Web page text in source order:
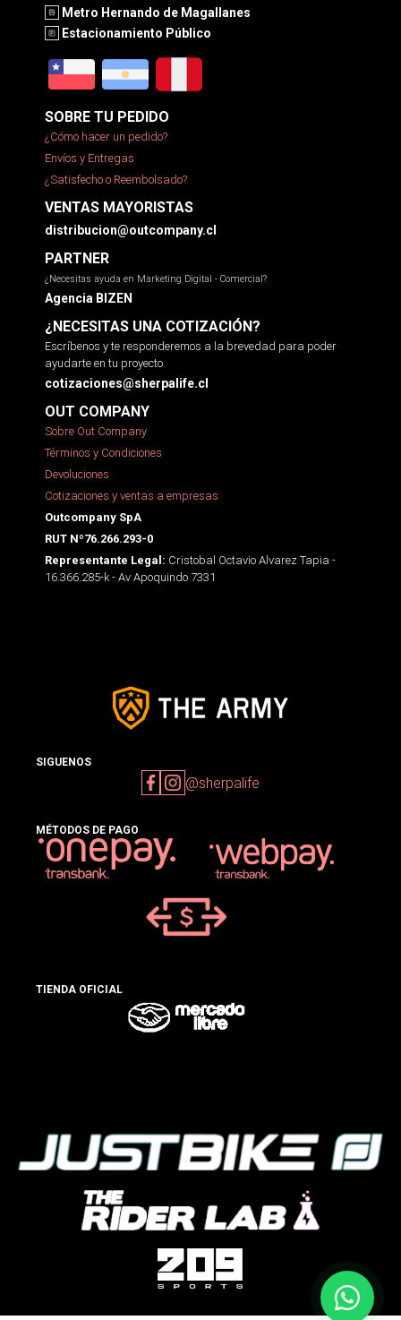
Metro Hernando de Magallanes
Estacionamiento Público
SOBRE TU PEDIDO
¿Cómo hacer un pedido?
Envíos y Entregas
¿Satisfecho o Reembolsado?
VENTAS MAYORISTAS
distribucion@outcompany.cl
PARTNER
¿Necesitas ayuda en Marketing Digital - Comercial?
Agencia BIZEN
¿NECESITAS UNA COTIZACIÓN?
Escríbenos y te responderemos a la brevedad para poder
ayudarte en tu proyecto.
cotizaciones@sherpalife.cl
OUT COMPANY
Sobre Out Company
Términos y Condiciones
Devoluciones
Cotizaciones y ventas a empresas
Outcompany SpA
RUT Nº76.266.293-0
Representante Legal: Cristobal Octavio Alvarez Tapia -
16.366.285-k - Av Apoquindo 7331
SIGUENOS
@sherpalife
MÉTODOS DE PAGO
TIENDA OFICIAL